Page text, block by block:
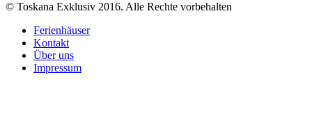
© Toskana Exklusiv 2016. Alle Rechte vorbehalten
Ferienhäuser
Kontakt
Über uns
Impressum